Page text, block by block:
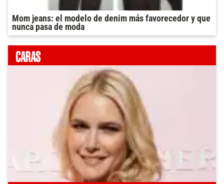
Mom jeans: el modelo de denim más favorecedor y que
nunca pasa de moda